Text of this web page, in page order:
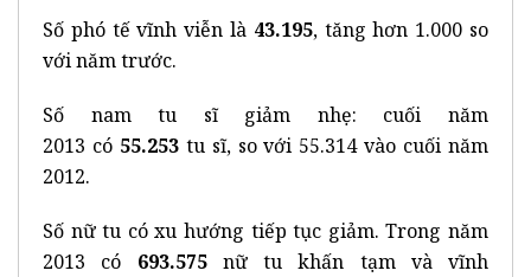
Số phó tế vĩnh viễn là 43.195, tăng hơn 1.000 so
với năm trước.
Số nam tu sĩ giảm nhẹ: cuối năm
2013 có 55.253tu sĩ, so với 55.314 vào cuối năm
2012.
Số nữ tu có xu hướng tiếp tục giảm. Trong năm
2013 có 693.575nữ tu khấn tạm và vĩnh